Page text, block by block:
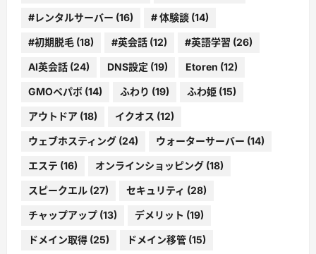
#レンタルサーバー (16) # 体験談 (14)
#初期脱毛 (18) #英会話 (12) #英語学習 (26)
AI英会話 (24) DNS設定 (19) Etoren (12)
GMOペパボ (14) ふわり (19) ふわ姫 (15)
アウトドア (18) イクオス (12)
ウェブホスティング (24) ウォーターサーバー (14)
エステ (16) オンラインショッピング (18)
スピークエル (27) セキュリティ (28)
チャップアップ (13) デメリット (19)
ドメイン取得 (25) ドメイン移管 (15)